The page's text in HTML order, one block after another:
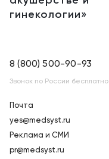
гинекологии»
8 (800) 500-90-93
Звонок по России бесплатно
Почта
yes@medsyst.ru
Реклама и СМИ
pr@medsyst.ru